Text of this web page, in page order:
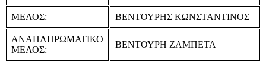
ΜΕΛΟΣ: ΒΕΝΤΟΥΡΗΣ ΚΩΝΣΤΑΝΤΙΝΟΣ
ΑΝΑΠΛΗΡΩΜΑΤΙΚΟ
ΜΕΛΟΣ:
ΒΕΝΤΟΥΡΗ ΖΑΜΠΕΤΑ